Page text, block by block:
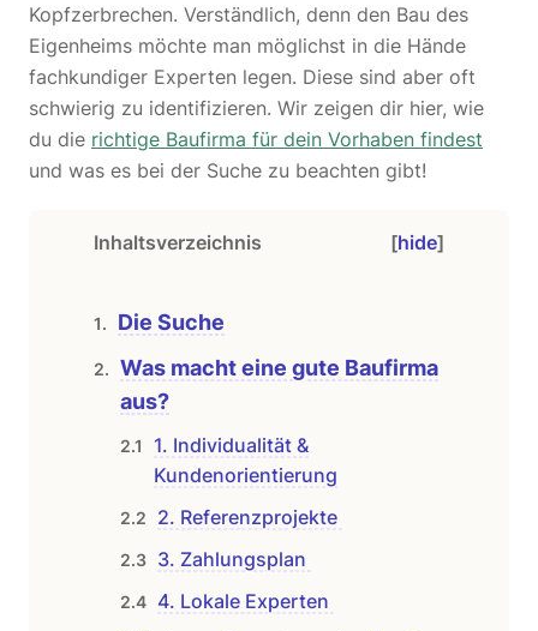
Kopfzerbrechen. Verständlich, denn den Bau des
Eigenheims möchte man möglichst in die Hände
fachkundiger Experten legen. Diese sind aber oft
schwierig zu identifizieren. Wir zeigen dir hier, wie
du die richtige Baufirma für dein Vorhaben findest
und was es bei der Suche zu beachten gibt!
Inhaltsverzeichnis [hide]
Die Suche
Was macht eine gute Baufirma
aus?
1. Individualität &
Kundenorientierung
2. Referenzprojekte
3. Zahlungsplan
4. Lokale Experten